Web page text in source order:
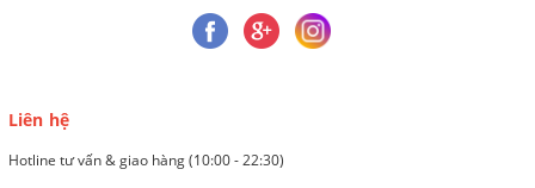
Liên hệ
Hotline tư vấn & giao hàng (10:00 - 22:30)